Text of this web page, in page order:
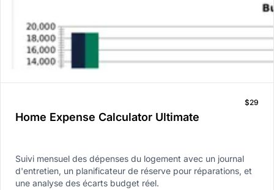
Home Expense Calculator Ultimate
$29
Suivi mensuel des dépenses du logement avec un journal
d'entretien, un planificateur de réserve pour réparations, et
une analyse des écarts budget réel.